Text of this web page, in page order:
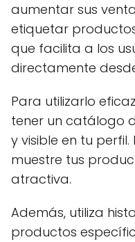
aumentar sus
etiquetar
que facilita a los
directamente
Para utilizarlo
tener un catálogo
y visible en tu
muestre tus
atractiva.
Además, utiliza
productos